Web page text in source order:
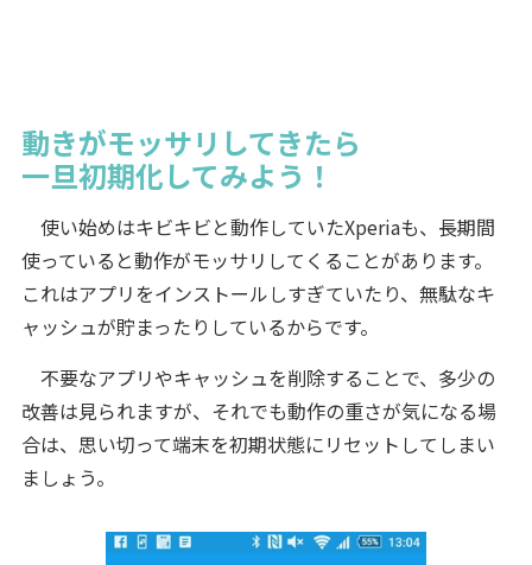
動きがモッサリしてきたら
一旦初期化してみよう！
使い始めはキビキビと動作していたXperiaも、長期間
使っていると動作がモッサリしてくることがあります。
これはアプリをインストールしすぎていたり、無駄なキ
ャッシュが貯まったりしているからです。
不要なアプリやキャッシュを削除することで、多少の
改善は見られますが、それでも動作の重さが気になる場
合は、思い切って端末を初期状態にリセットしてしまい
ましょう。